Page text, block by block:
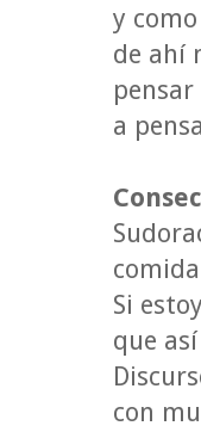
y
de ahí
pensar
a
Si
que
con